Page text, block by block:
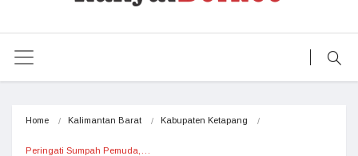
Home Kalimantan Barat Kabupaten Ketapang
Peringati Sumpah Pemuda,…